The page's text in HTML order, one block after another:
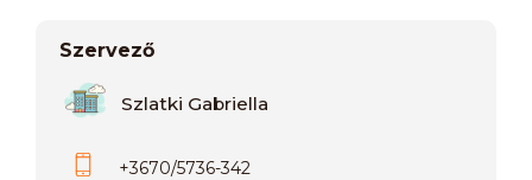
Szervező
Szlatki Gabriella
+3670/5736-342